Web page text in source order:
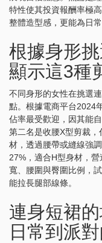
特性使其投資報酬率極
整體造型感，更能為日
根據身形
顯示這3種
不同身形的女性在挑選
點。根據電商平台2024
佔率最受歡迎，因其能
第二名是收腰X型剪裁
材，透過腰帶或縫線強
27%，適合H型身材，
寬、腰圍與臀圍比例，
能拉長腿部線條。
連身短裙
日常到派